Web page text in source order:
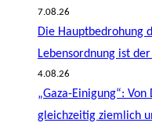
7.08.26
Die Hauptbedrohung
Lebensordnung ist
4.08.26
„Gaza-Einigung“:
gleichzeitig ziemlich